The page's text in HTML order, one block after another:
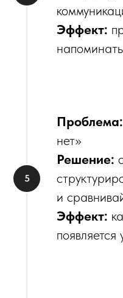
Эффект:
Проблема:
нет»
Решение:
и
Эффект:
появляется